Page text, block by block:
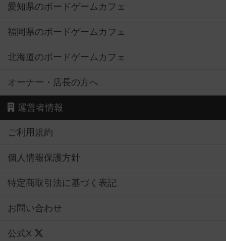
愛知県のボードゲームカフェ
福岡県のボードゲームカフェ
北海道のボードゲームカフェ
オーナー・店長の方へ
運営者情報
ご利用規約
個人情報保護方針
特定商取引法に基づく表記
お問い合わせ
公式X